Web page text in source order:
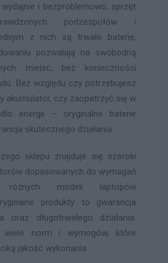
wydajnie i bezproblemowo, sprzęt
podzespołów i
z nich są trwałe baterie,
pozwalają na swobodną
miejsc, bez konieczności
Bez względu czy potrzebujesz
akumulator, czy zaopatrzyć się w
energii – oryginalne baterie
skutecznego działania.
sklepu znajduje się szeroki
dopasowanych do wymagań
różnych modeli laptopów
produkty to gwarancja
oraz długotrwałego działania.
wiele norm i wymogów, które
jakość wykonania